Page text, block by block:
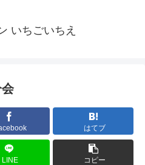
いちごいちえ
はてブ
LINE コピー